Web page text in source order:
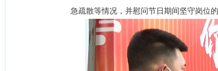
急疏散等情况，并慰问节日期间坚守岗位